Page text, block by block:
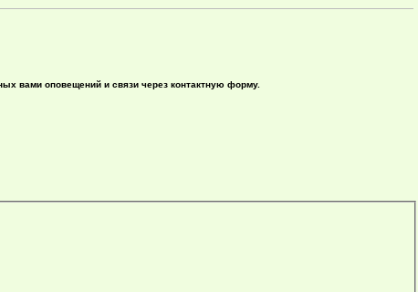
вами оповещений и связи через контактную форму.